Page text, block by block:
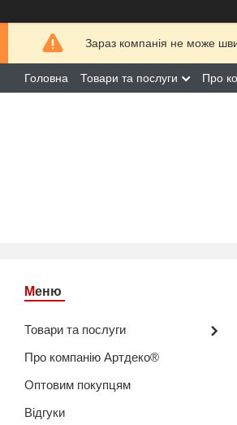
Зараз компанія не може
Головна Товари та послуги Про
Товари та послуги
Про компанію Артдеко®
Оптовим покупцям
Відгуки